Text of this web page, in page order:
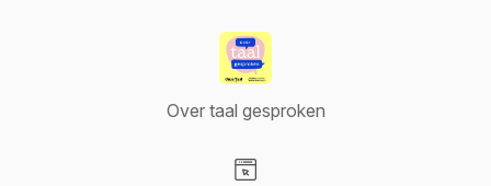
Over taal gesproken